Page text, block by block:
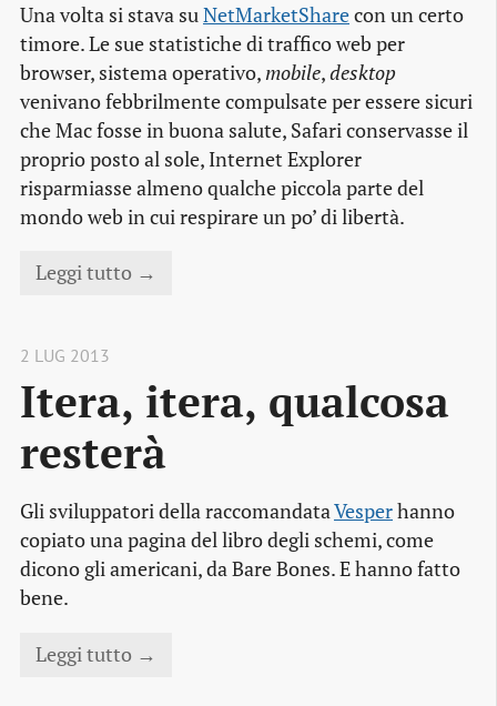
Una volta si stava suNetMarketSharecon un certo
timore. Le sue statistiche di traffico web per
browser, sistema operativo,mobile,desktop
venivano febbrilmente compulsate per essere sicuri
che Mac fosse in buona salute, Safari conservasse il
proprio posto al sole, Internet Explorer
risparmiasse almeno qualche piccola parte del
mondo web in cui respirare un po’ di libertà.
Leggi tutto →
2 LUG 2013
Itera, itera, qualcosa
resterà
Gli sviluppatori della raccomandataVesperhanno
copiato una pagina del libro degli schemi, come
dicono gli americani, da Bare Bones. E hanno fatto
bene.
Leggi tutto →